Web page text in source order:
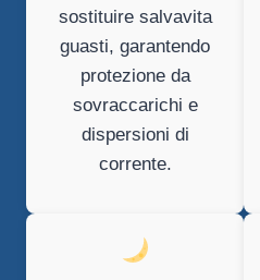
sostituire salvavita
guasti, garantendo
protezione da
sovraccarichi e
dispersioni di
corrente.